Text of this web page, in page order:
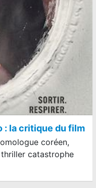
: la critique du film
coréen,
catastrophe